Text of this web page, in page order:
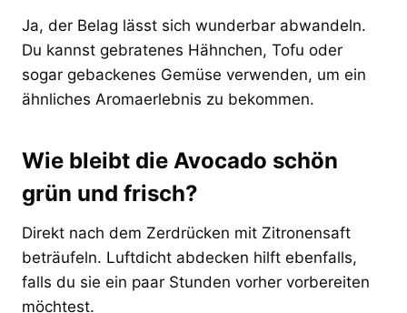
Ja, der Belag lässt sich wunderbar abwandeln.
Du kannst gebratenes Hähnchen, Tofu oder
sogar gebackenes Gemüse verwenden, um ein
ähnliches Aromaerlebnis zu bekommen.
Wie bleibt die Avocado schön
grün und frisch?
Direkt nach dem Zerdrücken mit Zitronensaft
beträufeln. Luftdicht abdecken hilft ebenfalls,
falls du sie ein paar Stunden vorher vorbereiten
möchtest.